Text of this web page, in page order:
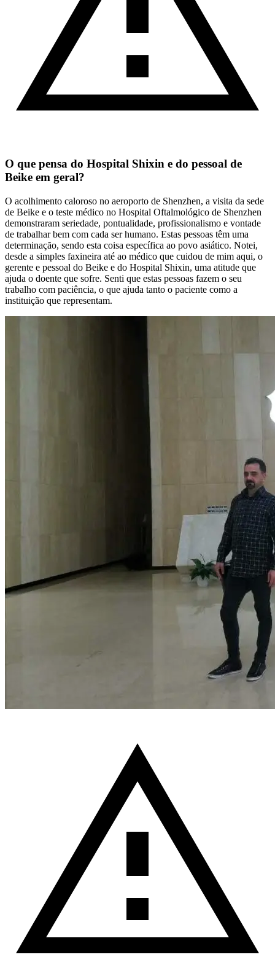
O que pensa do Hospital Shixin e do pessoal de
Beike em geral?
O acolhimento caloroso no aeroporto de Shenzhen, a visita da sede
de Beike e o teste médico no Hospital Oftalmológico de Shenzhen
demonstraram seriedade, pontualidade, profissionalismo e vontade
de trabalhar bem com cada ser humano. Estas pessoas têm uma
determinação, sendo esta coisa específica ao povo asiático. Notei,
desde a simples faxineira até ao médico que cuidou de mim aqui, o
gerente e pessoal do Beike e do Hospital Shixin, uma atitude que
ajuda o doente que sofre. Senti que estas pessoas fazem o seu
trabalho com paciência, o que ajuda tanto o paciente como a
instituição que representam.